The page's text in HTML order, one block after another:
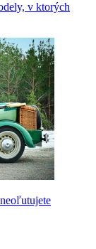
v ktorých